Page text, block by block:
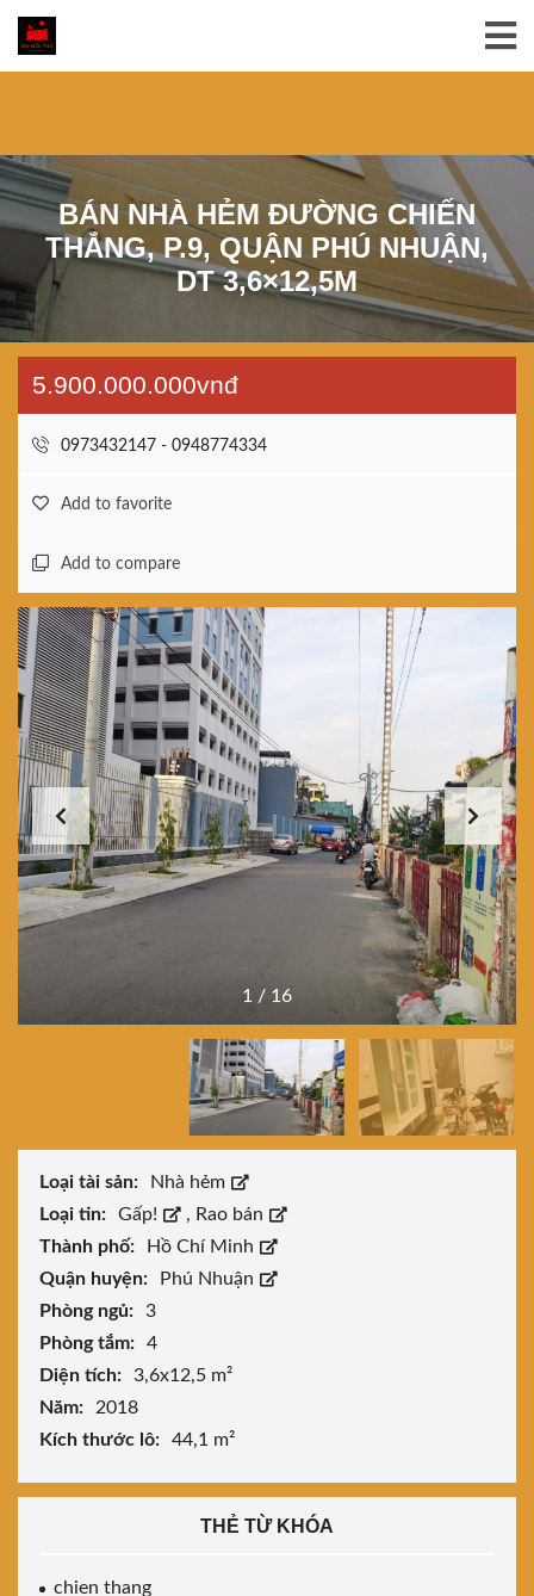
BÁN NHÀ HẺM ĐƯỜNG CHIẾN
THẮNG, P.9, QUẬN PHÚ NHUẬN,
DT 3,6×12,5M
5.900.000.000vnđ
0973432147 - 0948774334
Add to favorite
Add to compare
1 / 16
Loại tài sản:
Nhà hẻm
Loại tin:
Gấp! , Rao bán
Thành phố:
Hồ Chí Minh
Quận huyện:
Phú Nhuận
Phòng ngủ:
3
Phòng tắm:
4
Diện tích:
3,6x12,5 m²
Năm:
2018
Kích thước lô:
44,1 m²
THẺ TỪ KHÓA
chien thang